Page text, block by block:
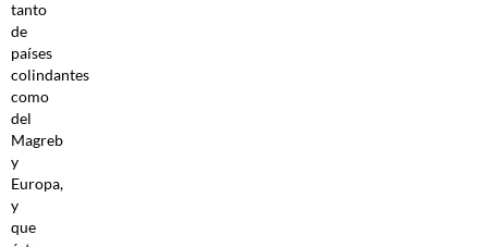
tanto
de
países
colindantes
como
del
Magreb
y
Europa,
y
que